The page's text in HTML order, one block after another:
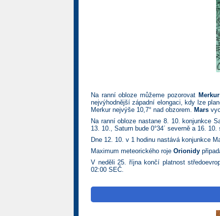
Na ranní obloze můžeme pozorovat Merkur
nejvýhodnější západní elongaci, kdy lze
Merkur nejvýše 10,7° nad obzorem. Mars
Na ranní obloze nastane 8. 10. konjunkce
13. 10., Saturn bude 0°34´ severně a 16.
Dne 12. 10. v 1 hodinu nastává konjunkce
Maximum meteorického roje Orionidy
V neděli 25. října končí platnost
02:00 SEČ.